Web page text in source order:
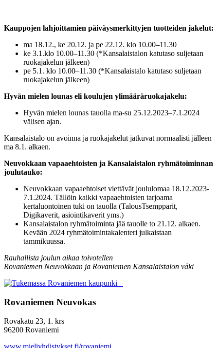
Kauppojen lahjoittamien päiväysmerkittyjen tuotteiden jakelut:
ma 18.12., ke 20.12. ja pe 22.12. klo 10.00–11.30
ke 3.1.klo 10.00–11.30 (*Kansalaistalon katutaso suljetaan
ruokajakelun jälkeen)
pe 5.1. klo 10.00–11.30 (*Kansalaistalo katutaso suljetaan
ruokajakelun jälkeen)
Hyvän mielen lounas eli koulujen ylimääräruokajakelu:
Hyvän mielen lounas tauolla ma-su 25.12.2023–7.1.2024
välisen ajan.
Kansalaistalo on avoinna ja ruokajakelut jatkuvat normaalisti jälleen
ma 8.1. alkaen.
Neuvokkaan vapaaehtoisten ja Kansalaistalon ryhmätoiminnan
joulutauko:
Neuvokkaan vapaaehtoiset viettävät joululomaa 18.12.2023-
7.1.2024. Tällöin kaikki vapaaehtoisten tarjoama
kertaluontoinen tuki on tauolla (TalousTsempparit,
Digikaverit, asiointikaverit yms.)
Kansalaistalon ryhmätoiminta jää tauolle to 21.12. alkaen.
Kevään 2024 ryhmätoimintakalenteri julkaistaan
tammikuussa.
Rauhallista joulun aikaa toivotellen
Rovaniemen Neuvokkaan ja Rovaniemen Kansalaistalon väki
Rovaniemen Neuvokas
Rovakatu 23, 1. krs
96200 Rovaniemi
www.mieliyhdistykset.fi/rovaniemi